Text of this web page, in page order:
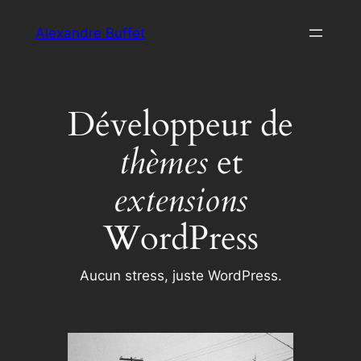
Alexandre Buffet
Développeur de
thèmeset
extensions
WordPress
Aucun stress, juste WordPress.